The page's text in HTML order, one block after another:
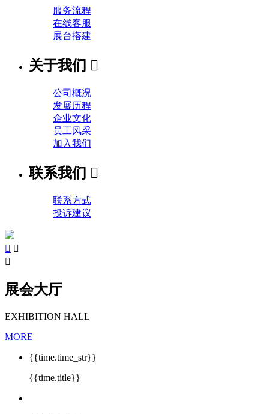
服务流程
在线客服
展台搭建
关于我们 
公司概况
发展历程
企业文化
员工风采
加入我们
联系我们 
联系方式
投诉建议
 

展会大厅
EXHIBITION HALL
MORE
{{time.time_str}}
{{time.title}}